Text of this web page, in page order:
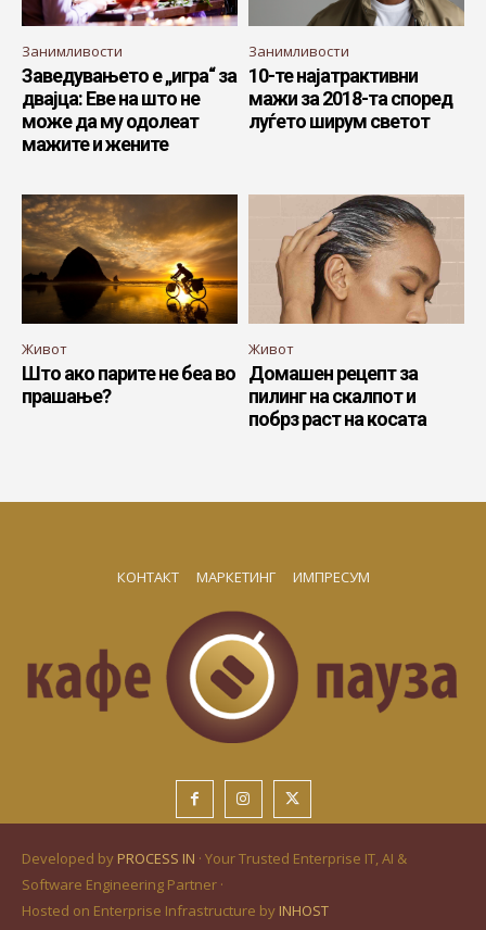
Занимливости
Заведувањето е „игра“ за
двајца: Еве на што не
може да му одолеат
мажите и жените
Занимливости
10-те најатрактивни
мажи за 2018-та според
луѓето ширум светот
Живот
Што ако парите не беа во
прашање?
Живот
Домашен рецепт за
пилинг на скалпот и
побрз раст на косата
КОНТАКТ МАРКЕТИНГ ИМПРЕСУМ
Developed by PROCESS IN · Your Trusted Enterprise IT, AI &
Software Engineering Partner ·
Hosted on Enterprise Infrastructure by INHOST